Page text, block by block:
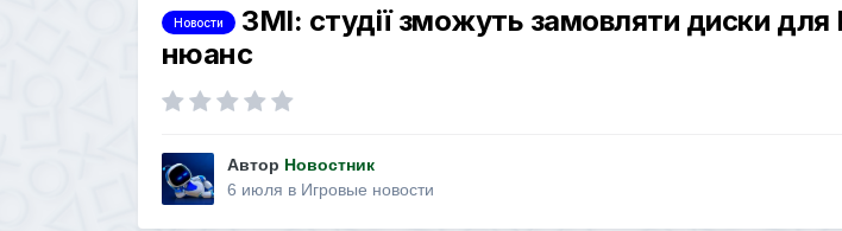
Новости
ЗМІ: студії зможуть замовляти диски для
нюанс
Автор Новостник
6 июля в Игровые новости